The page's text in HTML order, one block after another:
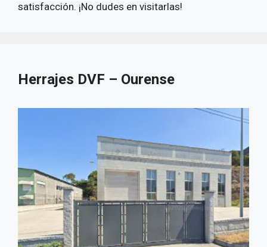
satisfacción. ¡No dudes en visitarlas!
Herrajes DVF – Ourense